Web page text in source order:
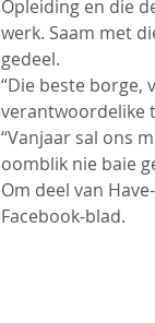
Opleiding en die
werk. Saam met
gedeel.
“Die beste borge,
verantwoordelike
“Vanjaar sal ons
oomblik nie baie
Om deel van
Facebook-blad.